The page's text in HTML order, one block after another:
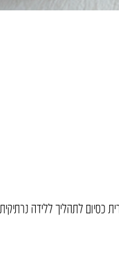
כסיום לתהליך ללידה נרתיקית.